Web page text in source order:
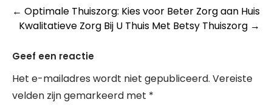
Post
navigation
← Optimale Thuiszorg: Kies voor Beter Zorg aan Huis
Kwalitatieve Zorg Bij U Thuis Met Betsy Thuiszorg →
Geef een reactie
Het e-mailadres wordt niet gepubliceerd. Vereiste
velden zijn gemarkeerd met *